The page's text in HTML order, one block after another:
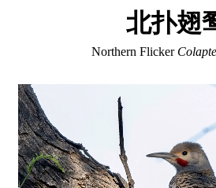
北扑翅
Northern Flicker